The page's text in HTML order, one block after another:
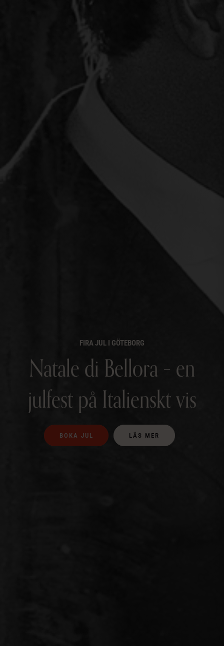
FIRA JUL I GÖTEBORG
Natale di Bellora – en
julfest på Italienskt vis
BOKA JUL LÄS MER